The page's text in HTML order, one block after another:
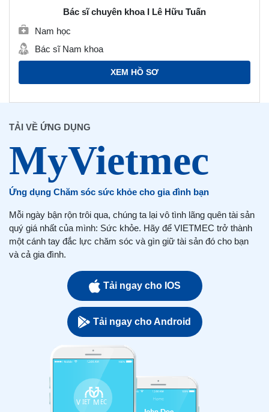
Bác sĩ chuyên khoa I Lê Hữu Tuấn
Nam học
Bác sĩ Nam khoa
XEM HỒ SƠ
TẢI VỀ ỨNG DỤNG
Ứng dụng Chăm sóc sức khỏe cho gia đình bạn
Mỗi ngày bận rộn trôi qua, chúng ta lại vô tình lãng quên tài sản
quý giá nhất của mình: Sức khỏe. Hãy để VIETMEC trở thành
một cánh tay đắc lực chăm sóc và gìn giữ tài sản đó cho bạn
và cả gia đình.
Tải ngay cho IOS
Tải ngay cho Android